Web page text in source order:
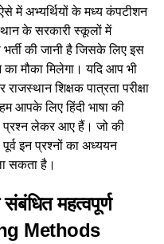
में अभ्यर्थियों के मध्य कंपटीशन
के सरकारी स्कूलों में
की जानी है जिसके लिए इस
का मौका मिलेगा। यदि आप भी
शिक्षक पात्रता परीक्षा
आपके लिए हिंदी भाषा की
प्रश्न लेकर आए हैं। जो की
पूर्व इन प्रश्नों का अध्ययन
सकता है।
संबंधित महत्वपूर्ण
Methods